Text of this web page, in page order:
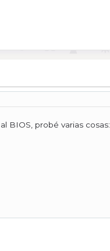
BIOS, probé varias cosas: